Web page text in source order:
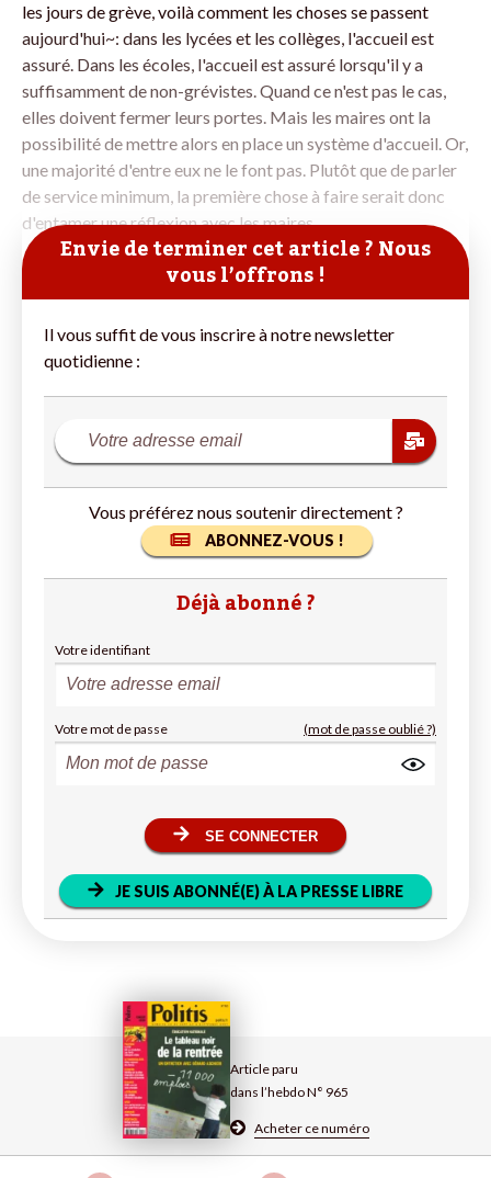
Article paru
dans l’hebdo N° 965
Acheter ce numéro
les jours de grève, voilà comment les choses se passent
aujourd'hui~: dans les lycées et les collèges, l'accueil est
assuré. Dans les écoles, l'accueil est assuré lorsqu'il y a
suffisamment de non-grévistes. Quand ce n'est pas le cas,
elles doivent fermer leurs portes. Mais les maires ont la
possibilité de mettre alors en place un système d'accueil. Or,
une majorité d'entre eux ne le font pas. Plutôt que de parler
de service minimum, la première chose à faire serait donc
d'entamer une réflexion avec les maires,
Envie de terminer cet article ? Nous
vous l’offrons !
Il vous suffit de vous inscrire à notre newsletter
quotidienne :
Vous préférez nous soutenir directement ?
ABONNEZ-VOUS !
Déjà abonné ?
Votre identifiant
Votre mot de passe (mot de passe oublié ?)
SE CONNECTER
JE SUIS ABONNÉ(E) À LA PRESSE LIBRE